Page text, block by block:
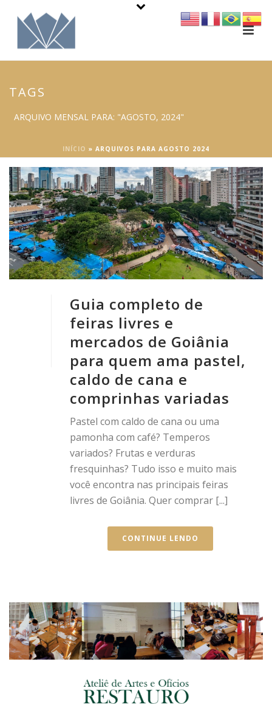
TAGS
ARQUIVO MENSAL PARA: "AGOSTO, 2024"
INÍCIO » ARQUIVOS PARA AGOSTO 2024
Guia completo de
feiras livres e
mercados de Goiânia
para quem ama pastel,
caldo de cana e
comprinhas variadas
Pastel com caldo de cana ou uma
pamonha com café? Temperos
variados? Frutas e verduras
fresquinhas? Tudo isso e muito mais
você encontra nas principais feiras
livres de Goiânia. Quer comprar [...]
CONTINUE LENDO